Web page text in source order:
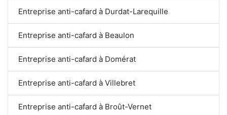
Entreprise anti-cafard à Durdat-Larequille
Entreprise anti-cafard à Beaulon
Entreprise anti-cafard à Domérat
Entreprise anti-cafard à Villebret
Entreprise anti-cafard à Broût-Vernet